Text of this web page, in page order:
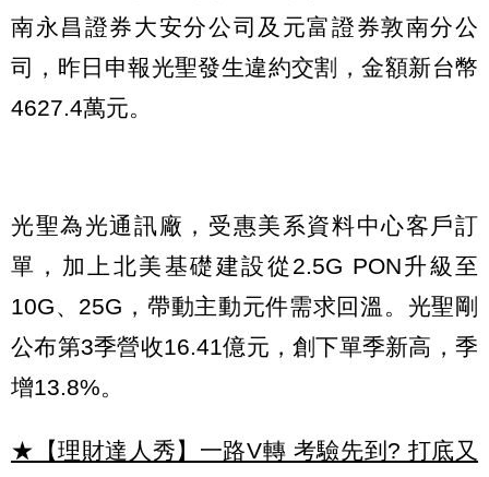
南永昌證券大安分公司及元富證券敦南分公
司，昨日申報光聖發生違約交割，金額新台幣
4627.4萬元。
光聖為光通訊廠，受惠美系資料中心客戶訂
單，加上北美基礎建設從2.5G PON升級至
10G、25G，帶動主動元件需求回溫。光聖剛
公布第3季營收16.41億元，創下單季新高，季
增13.8%。
★【理財達人秀】一路V轉 考驗先到? 打底又